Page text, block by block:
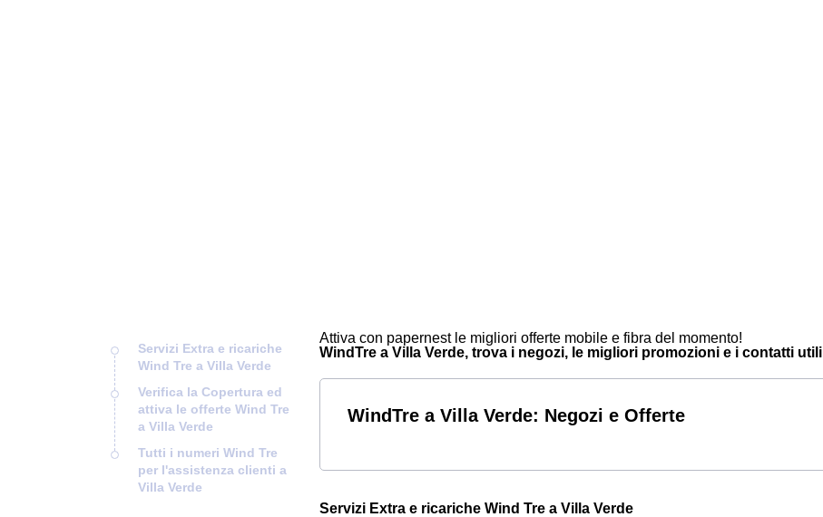
Servizi Extra e ricariche
Wind Tre a Villa Verde
Verifica la Copertura ed
attiva le offerte Wind Tre
a Villa Verde
Tutti i numeri Wind Tre
per l'assistenza clienti a
Villa Verde
Attiva con papernest le migliori offerte mobile e fibra del momento!
WindTre a Villa Verde, trova i negozi, le migliori promozioni e i contatti utili
WindTre a Villa Verde: Negozi e Offerte
Servizi Extra e ricariche Wind Tre a Villa Verde